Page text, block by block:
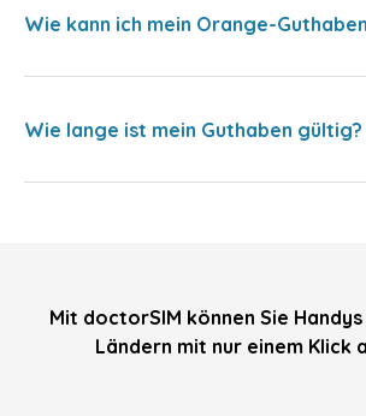
Wie kann ich mein Orange-
Wie lange ist mein Guthaben gültig?
Mit doctorSIM können Sie
Ländern mit nur einem Klick